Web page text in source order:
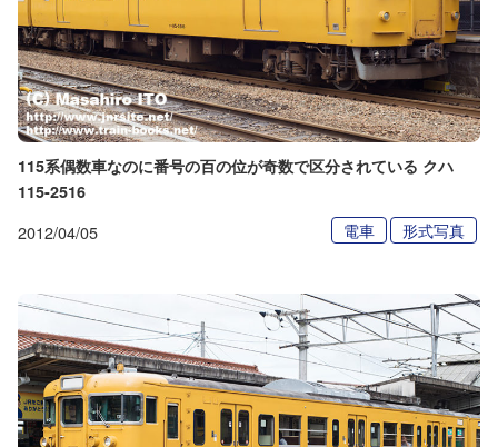
115系偶数車なのに番号の百の位が奇数で区分されている クハ
115-2516
2012/04/05 電車 形式写真